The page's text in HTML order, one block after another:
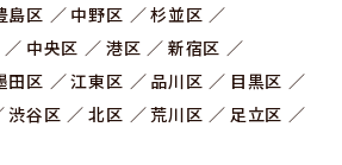
島区 中野区
杉並区
中央区 港区
新宿区
田区 江東区 品川区
目黒区
渋谷区 北区 荒川区
足立区